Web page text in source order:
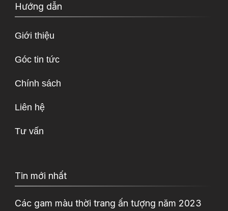
Hướng dẫn
Giới thiệu
Góc tin tức
Chính sách
Liên hệ
Tư vấn
Tin mới nhất
Các gam màu thời trang ấn tượng năm 2023